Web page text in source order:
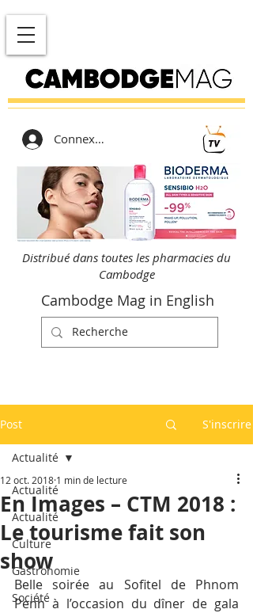
Connexion
Distribué dans toutes les pharmacies du
Cambodge
Cambodge Mag in English
Post S'inscrire
Actualité
Actualité
Culture
Gastronomie
Société
Actualité
En Images – CTM 2018 :
Le tourisme fait son
show
12 oct. 2018 1 min de lecture
Belle soirée au Sofitel de Phnom
Penh à l’occasion du dîner de gala